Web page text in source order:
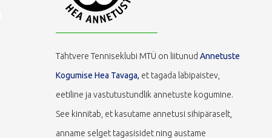
Tähtvere Tenniseklubi MTÜ on liitunudAnnetuste
Kogumise Hea Tavaga, et tagada läbipaistev,
eetiline ja vastutustundlik annetuste kogumine.
See kinnitab, et kasutame annetusi sihipäraselt,
anname selget tagasisidet ning austame